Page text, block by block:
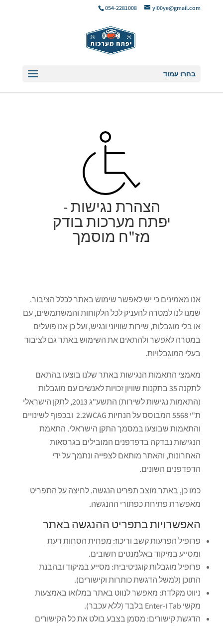
054-2281008 yi00ye@gmail.com
בחרו עמוד
הצהרת נגישות -
יפתח מערכות בודק
מז"ח מוסמך
אנו מאמינים כי יש לאפשר שימוש באתר לכלל הציבור.
שמנו לנו למטרה להעניק לכל הלקוחות והמשתמשים, עם
או בלי מוגבלות, שירות שוויוני ונגיש, ועל כן אנו פועלים
במטרה לאפשר ולהתאים את השימוש באתר גם לציבור
בעלי המוגבלויות.
מאמצי התאמות הנגישות באתר שלנו בוצעו בהתאם
לתקנה 35 בתקנות שוויון זכויות לאנשים עם מוגבלות
(התאמות נגישות לשירות) התשע"ג 2013, לתקן הישראלי
ת"י 5568 המבוסס על הנחיות 2.2WCAG ובכפוף לשינויים
והתאמות שבוצעו במסמך התקן הישראלי. התאמת
הנגישות נבדקה בדפדפנים המובילים בגרסאות
האחרונות, והאתר מותאם לצפייה ונתמך על ידי
הדפדפנים השונים.
כמו כן, באתר מוצב תפריט הנגשה. לחיצה על התפריט
מאפשרת פתיחת כפתורי ההנגשה.
האפשרויות בתפריט ההנגשה באתר
פרופיל הפרעות קשב וריכוז: מפחית הסחות דעת
ומסייע במיקוד באלמנטים חשובים.
פרופיל מוגבלות קוגניטיבית: מסייע במיקוד ובהבנת
התוכן (למשל הדגשת כותרות וקישורים).
ניווט מקלדת: מאפשר לנווט באתר במלואו באמצעות
מקשי Tab ו-Enter בלבד (ללא עכבר).
הדגשת קישורים: מסמן בצבע בולט את כל הקישורים